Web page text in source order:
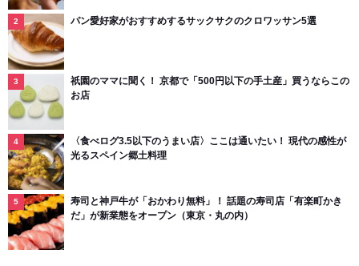
パン愛好家がおすすめするサックサクのクロワッサン5選
祇園のママに聞く！ 京都で「500円以下の手土産」買うならこの
お店
〈食べログ3.5以下のうまい店〉ここは通いたい！ 現代の感性が
光るスペイン郷土料理
寿司と神戸牛が「おかわり無料」！ 話題の寿司店「有楽町かき
だ」が新業態をオープン（東京・丸の内）